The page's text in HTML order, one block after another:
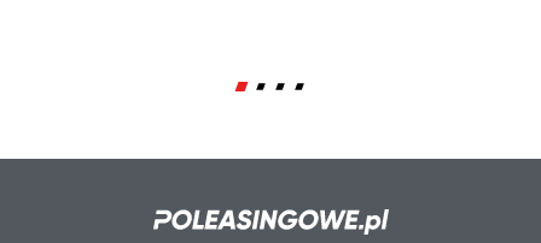
2013
Lease, jednocześnie skupiając się na